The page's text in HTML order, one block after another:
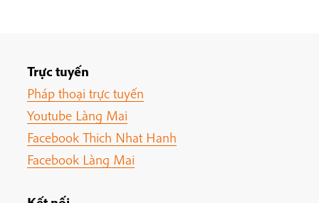
Trực tuyến
Pháp thoại trực tuyến
Youtube Làng Mai
Facebook Thich Nhat Hanh
Facebook Làng Mai